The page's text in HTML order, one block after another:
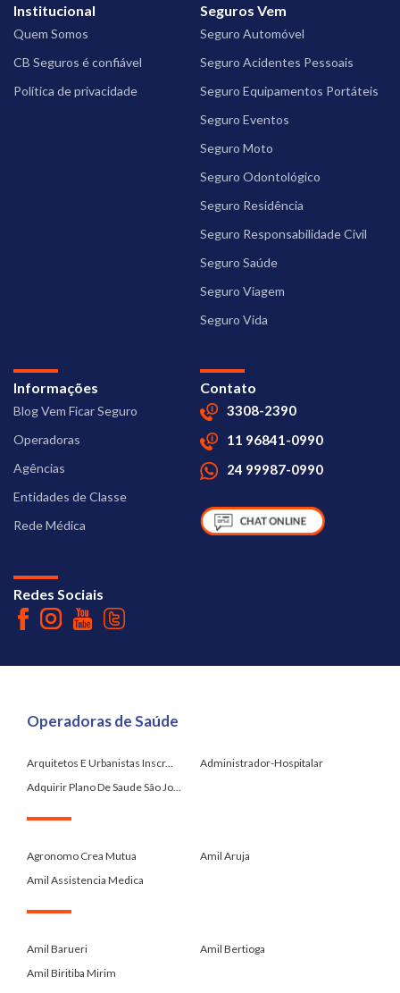
Institucional
Quem Somos
CB Seguros é confiável
Política de privacidade
Seguros Vem
Seguro Automóvel
Seguro Acidentes Pessoais
Seguro Equipamentos Portáteis
Seguro Eventos
Seguro Moto
Seguro Odontológico
Seguro Residência
Seguro Responsabilidade Civil
Seguro Saúde
Seguro Viagem
Seguro Vida
Informações
Blog Vem Ficar Seguro
Operadoras
Agências
Entidades de Classe
Rede Médica
Contato
3308-2390
11 96841-0990
24 99987-0990
Redes Sociais
Operadoras de Saúde
Arquitetos E Urbanistas Inscr...
Administrador-Hospitalar
Adquirir Plano De Saude São Jo...
Agronomo Crea Mutua
Amil Aruja
Amil Assistencia Medica
Amil Barueri
Amil Bertioga
Amil Biritiba Mirim